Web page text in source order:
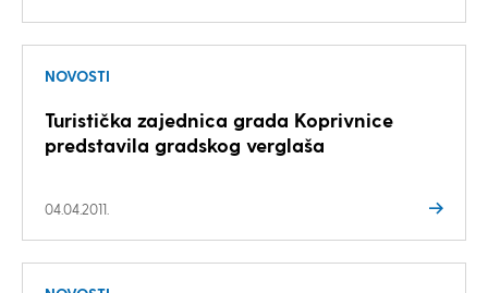
NOVOSTI
Turistička zajednica grada Koprivnice
predstavila gradskog verglaša
04.04.2011.